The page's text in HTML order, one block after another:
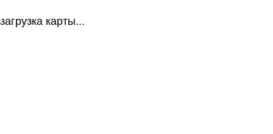
загрузка карты...